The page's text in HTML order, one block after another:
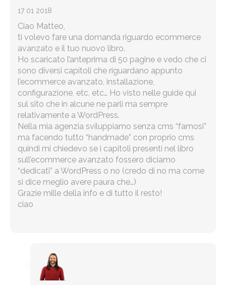
17 01 2018
Ciao Matteo,
ti volevo fare una domanda riguardo ecommerce
avanzato e il tuo nuovo libro.
Ho scaricato l’anteprima di 50 pagine e vedo che ci
sono diversi capitoli che riguardano appunto
l’ecommerce avanzato, installazione,
configurazione, etc, etc… Ho visto nelle guide qui
sul sito che in alcune ne parli ma sempre
relativamente a WordPress.
Nella mia agenzia sviluppiamo senza cms “famosi”
ma facendo tutto “handmade” con proprio cms
quindi mi chiedevo se i capitoli presenti nel libro
sull’ecommerce avanzato fossero diciamo
“dedicati” a WordPress o no (credo di no ma come
si dice meglio avere paura che…)
Grazie mille della info e di tutto il resto!
ciao